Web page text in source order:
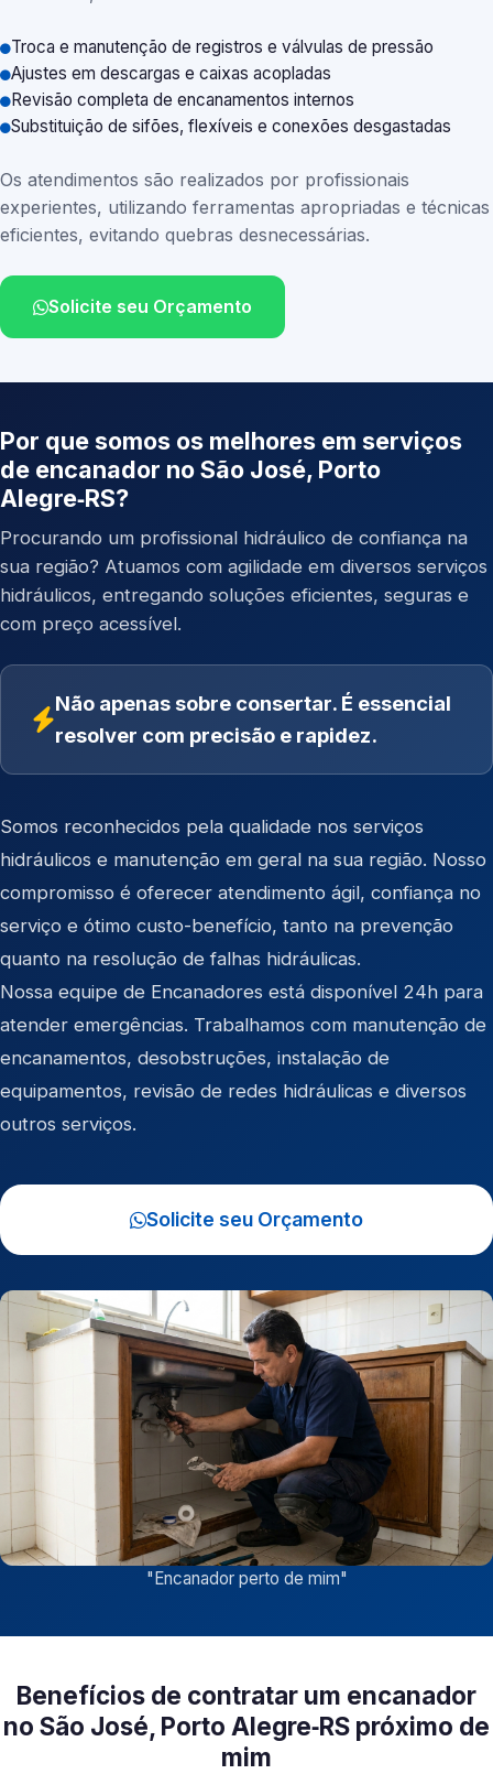
Troca e manutenção de registros e válvulas de pressão
Ajustes em descargas e caixas acopladas
Revisão completa de encanamentos internos
Substituição de sifões, flexíveis e conexões desgastadas
Os atendimentos são realizados por profissionais
experientes, utilizando ferramentas apropriadas e técnicas
eficientes, evitando quebras desnecessárias.
Solicite seu Orçamento
Por que somos os melhores em serviços
de encanador no São José, Porto
Alegre‑RS?
Procurando um profissional hidráulico de confiança na
sua região? Atuamos com agilidade em diversos serviços
hidráulicos, entregando soluções eficientes, seguras e
com preço acessível.
Não apenas sobre consertar. É essencial
resolver com precisão e rapidez.
Somos reconhecidos pela qualidade nos serviços
hidráulicos e manutenção em geral na sua região. Nosso
compromisso é oferecer atendimento ágil, confiança no
serviço e ótimo custo-benefício, tanto na prevenção
quanto na resolução de falhas hidráulicas.
Nossa equipe de Encanadores está disponível 24h para
atender emergências. Trabalhamos com manutenção de
encanamentos, desobstruções, instalação de
equipamentos, revisão de redes hidráulicas e diversos
outros serviços.
Solicite seu Orçamento
"Encanador perto de mim"
Benefícios de contratar um encanador
no São José, Porto Alegre‑RS próximo de
mim